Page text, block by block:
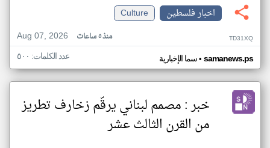
اخبار فلسطين
Culture
Aug 07, 2026
منذ ٥ ساعات TD31XQ
سما الإخبارية• samanews.ps عدد الكلمات: ٥٠٠
خبر : مصمم لبناني يرقّم زخارف تطريز
من القرن الثالث عشر